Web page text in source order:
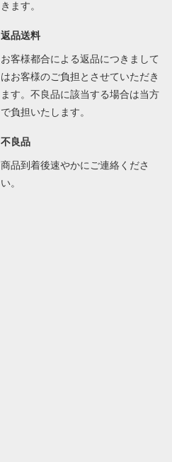
きます。
返品送料
お客様都合による返品につきまして
はお客様のご負担とさせていただき
ます。不良品に該当する場合は当方
で負担いたします。
不良品
商品到着後速やかにご連絡くださ
い。